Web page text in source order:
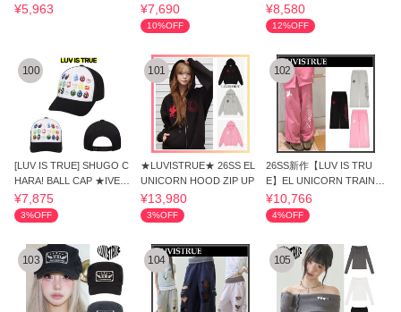
¥5,963
E BAG(WHITE)
¥7,690
10%OFF
E
¥8,580
12%OFF
100
[LUV IS TRUE] SHUGO C
HARA! BALL CAP ★IVE着
用
¥7,875
3%OFF
101
★LUVISTRUE★ 26SS EL
UNICORN HOOD ZIP UP
¥13,980
3%OFF
102
26SS新作【LUV IS TRU
E】EL UNICORN TRAININ
G PANTS◆送料込
¥10,766
4%OFF
103 104 105